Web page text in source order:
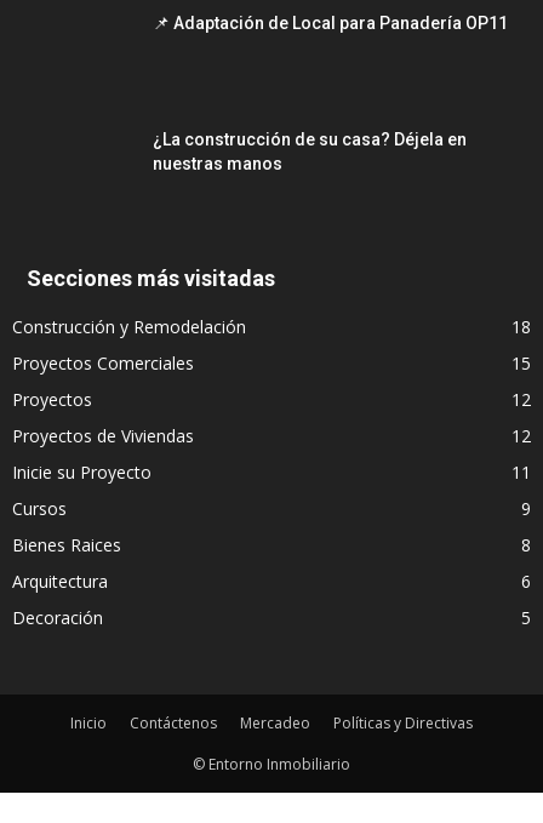
📌 Adaptación de Local para Panadería OP11
¿La construcción de su casa? Déjela en
nuestras manos
Secciones más visitadas
Construcción y Remodelación
18
Proyectos Comerciales
15
Proyectos
12
Proyectos de Viviendas
12
Inicie su Proyecto
11
Cursos
9
Bienes Raices
8
Arquitectura
6
Decoración
5
Inicio Contáctenos Mercadeo
Políticas y Directivas
© Entorno Inmobiliario